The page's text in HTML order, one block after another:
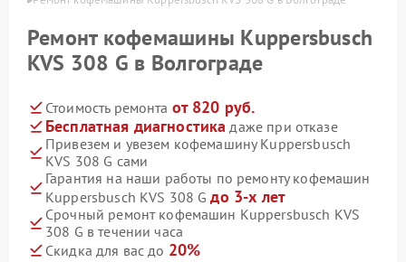
Ремонт кофемашины Kuppersbusch
KVS 308 G в Волгограде
Стоимость ремонта от 820 руб.
Бесплатная диагностика даже при отказе
Привезем и увезем кофемашину Kuppersbusch
KVS 308 G сами
Гарантия на наши работы по ремонту кофемашин
Kuppersbusch KVS 308 Gдо 3-х лет
Срочный ремонт кофемашин Kuppersbusch KVS
308 G в течении часа
Скидка для вас до 20%